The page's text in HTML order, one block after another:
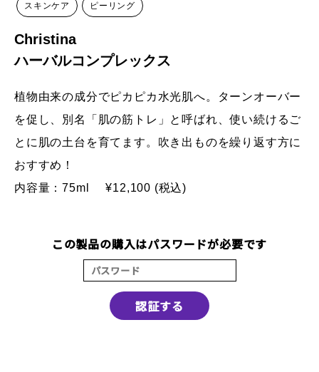
スキンケア ピーリング
Christina
ハーバルコンプレックス
植物由来の成分でピカピカ水光肌へ。ターンオーバー
を促し、別名「肌の筋トレ」と呼ばれ、使い続けるご
とに肌の土台を育てます。吹き出ものを繰り返す方に
おすすめ！
内容量：75ml
¥12,100 (税込)
この製品の購入はパスワードが必要です
認証する